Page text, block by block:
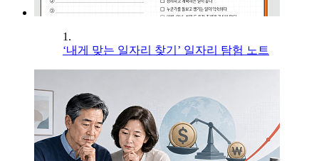
1.
‘내게 맞는 일자리 찾기’ 일자리 탐험 노트